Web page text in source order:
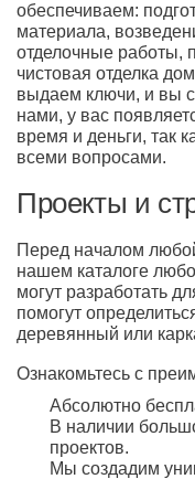
обеспечиваем:
материала,
отделочные работы,
чистовая отделка
выдаем ключи, и вы
нами, у вас
время и деньги, так
всеми вопросами.
Проекты и
Перед началом
нашем каталоге
могут разработать
помогут
деревянный или
Ознакомьтесь с
Абсолютно
В наличии
проектов.
Мы создадим